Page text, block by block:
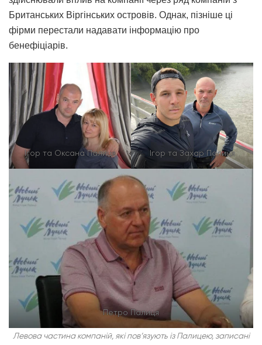
Британських Віргінських островів. Однак, пізніше ці
фірми перестали надавати інформацію про
бенефіціарів.
Ігор та Оксана Палиця Ігор та Захар Палиця
Петро Палиця
Левова частина компаній, які пов’язують із Палицею, записані